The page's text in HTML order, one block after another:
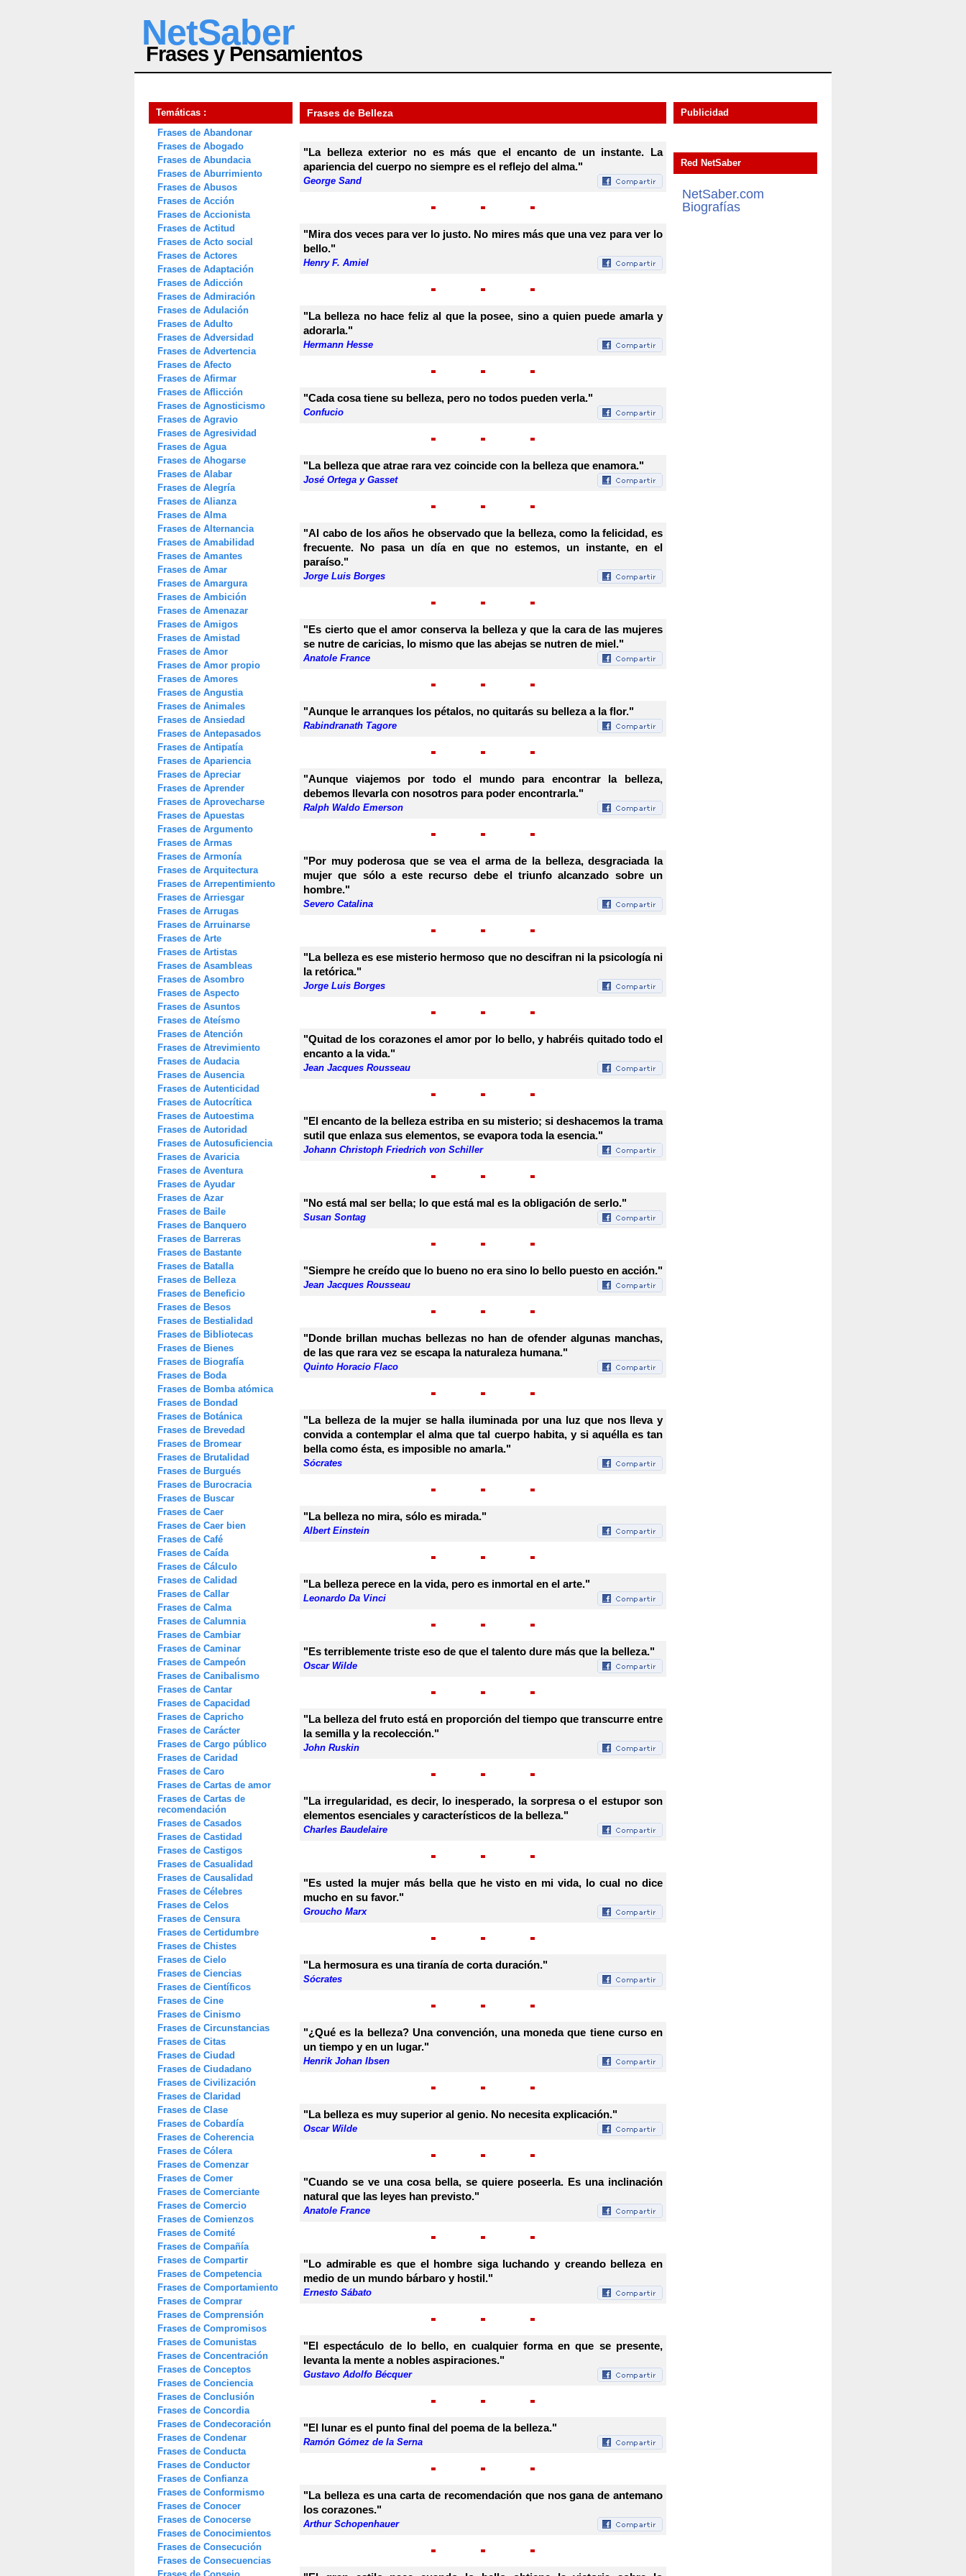
NetSaber
Frases y Pensamientos
Temáticas :
Frases de Abandonar
Frases de Abogado
Frases de Abundacia
Frases de Aburrimiento
Frases de Abusos
Frases de Acción
Frases de Accionista
Frases de Actitud
Frases de Acto social
Frases de Actores
Frases de Adaptación
Frases de Adicción
Frases de Admiración
Frases de Adulación
Frases de Adulto
Frases de Adversidad
Frases de Advertencia
Frases de Afecto
Frases de Afirmar
Frases de Aflicción
Frases de Agnosticismo
Frases de Agravio
Frases de Agresividad
Frases de Agua
Frases de Ahogarse
Frases de Alabar
Frases de Alegría
Frases de Alianza
Frases de Alma
Frases de Alternancia
Frases de Amabilidad
Frases de Amantes
Frases de Amar
Frases de Amargura
Frases de Ambición
Frases de Amenazar
Frases de Amigos
Frases de Amistad
Frases de Amor
Frases de Amor propio
Frases de Amores
Frases de Angustia
Frases de Animales
Frases de Ansiedad
Frases de Antepasados
Frases de Antipatía
Frases de Apariencia
Frases de Apreciar
Frases de Aprender
Frases de Aprovecharse
Frases de Apuestas
Frases de Argumento
Frases de Armas
Frases de Armonía
Frases de Arquitectura
Frases de Arrepentimiento
Frases de Arriesgar
Frases de Arrugas
Frases de Arruinarse
Frases de Arte
Frases de Artistas
Frases de Asambleas
Frases de Asombro
Frases de Aspecto
Frases de Asuntos
Frases de Ateísmo
Frases de Atención
Frases de Atrevimiento
Frases de Audacia
Frases de Ausencia
Frases de Autenticidad
Frases de Autocrítica
Frases de Autoestima
Frases de Autoridad
Frases de Autosuficiencia
Frases de Avaricia
Frases de Aventura
Frases de Ayudar
Frases de Azar
Frases de Baile
Frases de Banquero
Frases de Barreras
Frases de Bastante
Frases de Batalla
Frases de Belleza
Frases de Beneficio
Frases de Besos
Frases de Bestialidad
Frases de Bibliotecas
Frases de Bienes
Frases de Biografía
Frases de Boda
Frases de Bomba atómica
Frases de Bondad
Frases de Botánica
Frases de Brevedad
Frases de Bromear
Frases de Brutalidad
Frases de Burgués
Frases de Burocracia
Frases de Buscar
Frases de Caer
Frases de Caer bien
Frases de Café
Frases de Caída
Frases de Cálculo
Frases de Calidad
Frases de Callar
Frases de Calma
Frases de Calumnia
Frases de Cambiar
Frases de Caminar
Frases de Campeón
Frases de Canibalismo
Frases de Cantar
Frases de Capacidad
Frases de Capricho
Frases de Carácter
Frases de Cargo público
Frases de Caridad
Frases de Caro
Frases de Cartas de amor
Frases de Cartas de
recomendación
Frases de Casados
Frases de Castidad
Frases de Castigos
Frases de Casualidad
Frases de Causalidad
Frases de Célebres
Frases de Celos
Frases de Censura
Frases de Certidumbre
Frases de Chistes
Frases de Cielo
Frases de Ciencias
Frases de Científicos
Frases de Cine
Frases de Cinismo
Frases de Circunstancias
Frases de Citas
Frases de Ciudad
Frases de Ciudadano
Frases de Civilización
Frases de Claridad
Frases de Clase
Frases de Cobardía
Frases de Coherencia
Frases de Cólera
Frases de Comenzar
Frases de Comer
Frases de Comerciante
Frases de Comercio
Frases de Comienzos
Frases de Comité
Frases de Compañía
Frases de Compartir
Frases de Competencia
Frases de Comportamiento
Frases de Comprar
Frases de Comprensión
Frases de Compromisos
Frases de Comunistas
Frases de Concentración
Frases de Conceptos
Frases de Conciencia
Frases de Conclusión
Frases de Concordia
Frases de Condecoración
Frases de Condenar
Frases de Conducta
Frases de Conductor
Frases de Confianza
Frases de Conformismo
Frases de Conocer
Frases de Conocerse
Frases de Conocimientos
Frases de Consecución
Frases de Consecuencias
Frases de Belleza
"La belleza exterior no es más que el encanto de un instante. La
apariencia del cuerpo no siempre es el reflejo del alma."
George Sand
"Mira dos veces para ver lo justo. No mires más que una vez para ver lo
bello."
Henry F. Amiel
"La belleza no hace feliz al que la posee, sino a quien puede amarla y
adorarla."
Hermann Hesse
"Cada cosa tiene su belleza, pero no todos pueden verla."
Confucio
"La belleza que atrae rara vez coincide con la belleza que enamora."
José Ortega y Gasset
"Al cabo de los años he observado que la belleza, como la felicidad, es
frecuente. No pasa un día en que no estemos, un instante, en el
paraíso."
Jorge Luis Borges
"Es cierto que el amor conserva la belleza y que la cara de las mujeres
se nutre de caricias, lo mismo que las abejas se nutren de miel."
Anatole France
"Aunque le arranques los pétalos, no quitarás su belleza a la flor."
Rabindranath Tagore
"Aunque viajemos por todo el mundo para encontrar la belleza,
debemos llevarla con nosotros para poder encontrarla."
Ralph Waldo Emerson
"Por muy poderosa que se vea el arma de la belleza, desgraciada la
mujer que sólo a este recurso debe el triunfo alcanzado sobre un
hombre."
Severo Catalina
"La belleza es ese misterio hermoso que no descifran ni la psicología ni
la retórica."
Jorge Luis Borges
"Quitad de los corazones el amor por lo bello, y habréis quitado todo el
encanto a la vida."
Jean Jacques Rousseau
"El encanto de la belleza estriba en su misterio; si deshacemos la trama
sutil que enlaza sus elementos, se evapora toda la esencia."
Johann Christoph Friedrich von Schiller
"No está mal ser bella; lo que está mal es la obligación de serlo."
Susan Sontag
"Siempre he creído que lo bueno no era sino lo bello puesto en acción."
Jean Jacques Rousseau
"Donde brillan muchas bellezas no han de ofender algunas manchas,
de las que rara vez se escapa la naturaleza humana."
Quinto Horacio Flaco
"La belleza de la mujer se halla iluminada por una luz que nos lleva y
convida a contemplar el alma que tal cuerpo habita, y si aquélla es tan
bella como ésta, es imposible no amarla."
Sócrates
"La belleza no mira, sólo es mirada."
Albert Einstein
"La belleza perece en la vida, pero es inmortal en el arte."
Leonardo Da Vinci
"Es terriblemente triste eso de que el talento dure más que la belleza."
Oscar Wilde
"La belleza del fruto está en proporción del tiempo que transcurre entre
la semilla y la recolección."
John Ruskin
"La irregularidad, es decir, lo inesperado, la sorpresa o el estupor son
elementos esenciales y característicos de la belleza."
Charles Baudelaire
"Es usted la mujer más bella que he visto en mi vida, lo cual no dice
mucho en su favor."
Groucho Marx
"La hermosura es una tiranía de corta duración."
Sócrates
"¿Qué es la belleza? Una convención, una moneda que tiene curso en
un tiempo y en un lugar."
Henrik Johan Ibsen
"La belleza es muy superior al genio. No necesita explicación."
Oscar Wilde
"Cuando se ve una cosa bella, se quiere poseerla. Es una inclinación
natural que las leyes han previsto."
Anatole France
"Lo admirable es que el hombre siga luchando y creando belleza en
medio de un mundo bárbaro y hostil."
Ernesto Sábato
"El espectáculo de lo bello, en cualquier forma en que se presente,
levanta la mente a nobles aspiraciones."
Gustavo Adolfo Bécquer
"El lunar es el punto final del poema de la belleza."
Ramón Gómez de la Serna
"La belleza es una carta de recomendación que nos gana de antemano
los corazones."
Arthur Schopenhauer
Publicidad
Red NetSaber
NetSaber.com
Biografías